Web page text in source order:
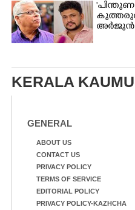
"പിന്തുണ
അർജുൻ
KERALA
GENERAL
ABOUT US
CONTACT US
PRIVACY POLICY
TERMS OF SERVICE
EDITORIAL POLICY
PRIVACY POLICY-KAZHCHA